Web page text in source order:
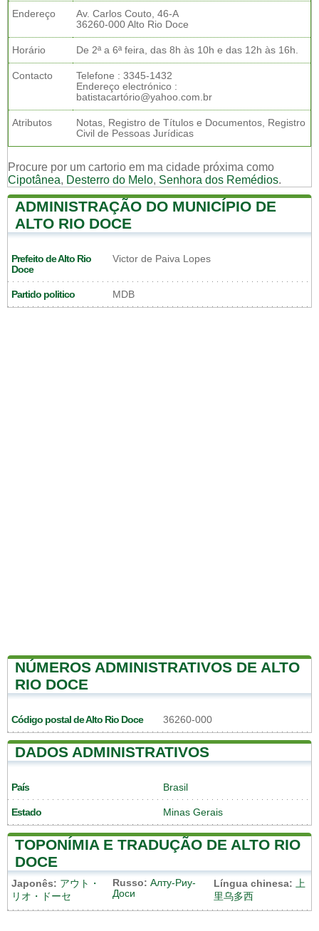
Endereço
Av. Carlos Couto, 46-A
36260-000 Alto Rio Doce
Horário De 2ª a 6ª feira, das 8h às 10h e das 12h às 16h.
Contacto
Telefone : 3345-1432
Endereço electrónico :
batistacartório@yahoo.com.br
Atributos
Notas, Registro de Títulos e Documentos, Registro
Civil de Pessoas Jurídicas
Procure por um cartorio em ma cidade próxima como
Cipotânea, Desterro do Melo, Senhora dos Remédios.
ADMINISTRAÇÃO DO MUNICÍPIO DE
ALTO RIO DOCE
Prefeito de Alto Rio
Doce
Victor de Paiva Lopes
Partido politico MDB
NÚMEROS ADMINISTRATIVOS DE ALTO
RIO DOCE
Código postal de Alto Rio Doce 36260-000
DADOS ADMINISTRATIVOS
País Brasil
Estado Minas Gerais
TOPONÍMIA E TRADUÇÃO DE ALTO RIO
DOCE
Japonês: アウト・
リオ・ドーセ
Russo: Алту-Риу-
Доси
Língua chinesa:
上
里乌多西